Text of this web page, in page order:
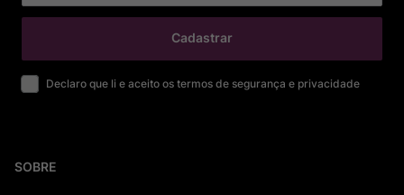
Cadastrar
Declaro que li e aceito os termos de segurança e privacidade
SOBRE